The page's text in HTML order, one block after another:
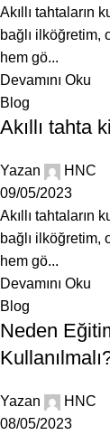
Akıllı tahtaların
bağlı ilköğretim,
hem gö...
Devamını Oku
Blog
Akıllı tahta
Yazan
HNC
09/05/2023
Akıllı tahtaların
bağlı ilköğretim,
hem gö...
Devamını Oku
Blog
Neden
Yazan
HNC
08/05/2023